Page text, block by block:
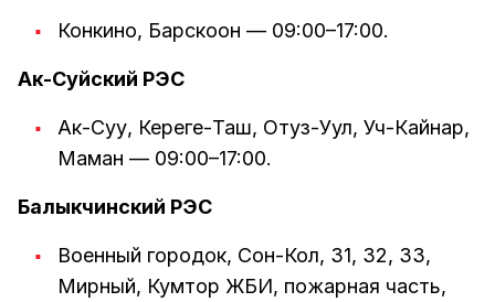
Конкино, Барскоон — 09:00–17:00.
Ак-Суйский РЭС
Ак-Суу, Кереге-Таш, Отуз-Уул, Уч-Кайнар,
Маман — 09:00–17:00.
Балыкчинский РЭС
Военный городок, Сон-Кол, 31, 32, 33,
Мирный, Кумтор ЖБИ, пожарная часть,